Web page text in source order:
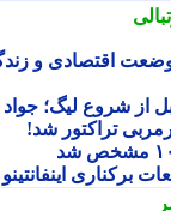
شروع لیگ؛ جواد
تراکتور شد!
اینفانتینو